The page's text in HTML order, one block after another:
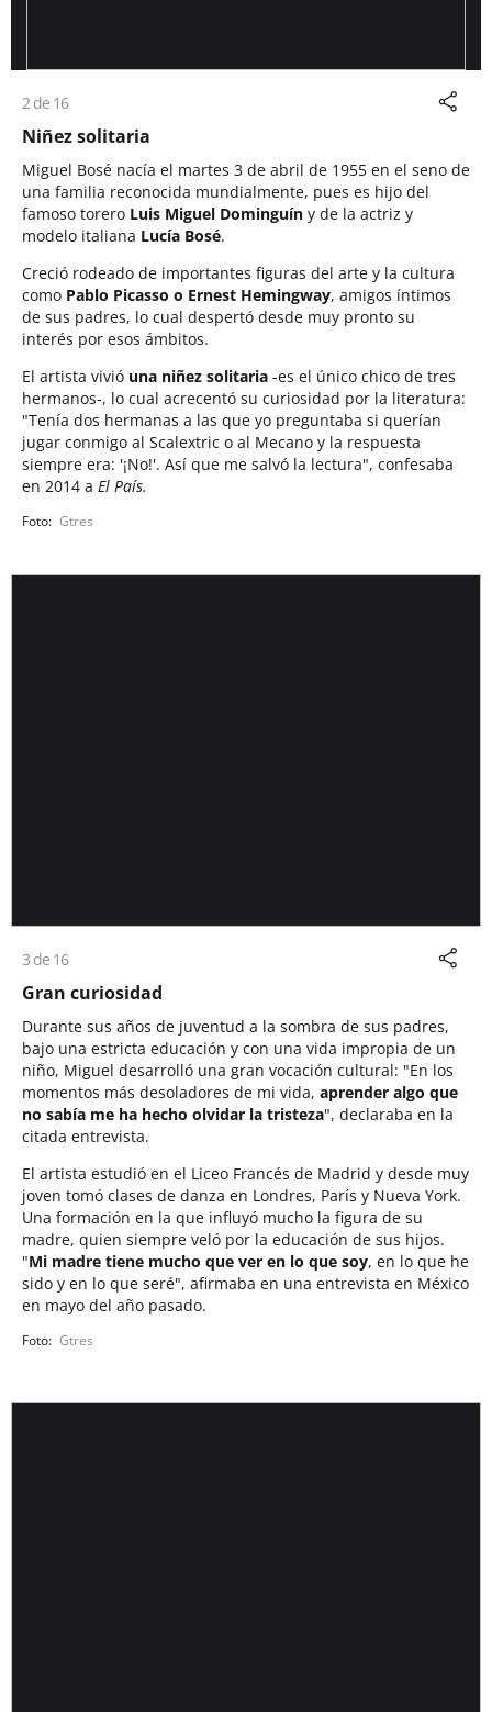
2 de 16
Niñez solitaria
Miguel Bosé nacía el martes 3 de abril de 1955 en el seno de
una familia reconocida mundialmente, pues es hijo del
famoso torero Luis Miguel Dominguín y de la actriz y
modelo italiana Lucía Bosé.
Creció rodeado de importantes figuras del arte y la cultura
como Pablo Picasso o Ernest Hemingway, amigos íntimos
de sus padres, lo cual despertó desde muy pronto su
interés por esos ámbitos.
El artista vivió una niñez solitaria -es el único chico de tres
hermanos-, lo cual acrecentó su curiosidad por la literatura:
"Tenía dos hermanas a las que yo preguntaba si querían
jugar conmigo al Scalextric o al Mecano y la respuesta
siempre era: '¡No!'. Así que me salvó la lectura", confesaba
en 2014 a El País.
Gtres
3 de 16
Gran curiosidad
Durante sus años de juventud a la sombra de sus padres,
bajo una estricta educación y con una vida impropia de un
niño, Miguel desarrolló una gran vocación cultural: "En los
momentos más desoladores de mi vida, aprender algo que
no sabía me ha hecho olvidar la tristeza", declaraba en la
citada entrevista.
El artista estudió en el Liceo Francés de Madrid y desde muy
joven tomó clases de danza en Londres, París y Nueva York.
Una formación en la que influyó mucho la figura de su
madre, quien siempre veló por la educación de sus hijos.
"Mi madre tiene mucho que ver en lo que soy, en lo que he
sido y en lo que seré", afirmaba en una entrevista en México
en mayo del año pasado.
Gtres